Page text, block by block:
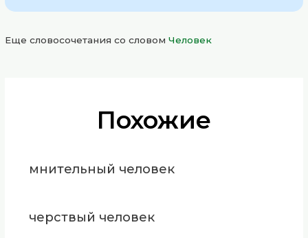
Еще словосочетания со словомЧеловек
Похожие
мнительный человек
черствый человек